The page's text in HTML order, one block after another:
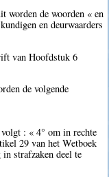
worden de woorden « en
en deurwaarders
van Hoofdstuk 6
de volgende
: « 4° om in rechte
29 van het Wetboek
strafzaken deel te